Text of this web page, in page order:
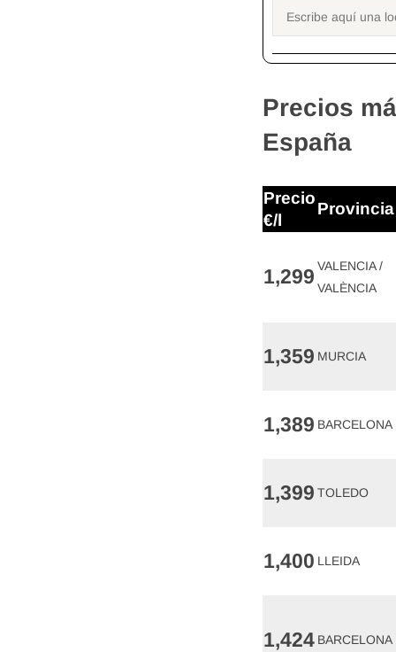
Precios
España
Precio
€/l
Provincia
1,299 VALENCIA /
VALÈNCIA
1,359 MURCIA
1,389 BARCELONA
1,399 TOLEDO
1,400 LLEIDA
1,424 BARCELONA